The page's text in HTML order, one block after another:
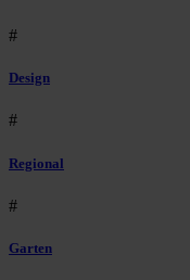
#
Design
#
Regional
#
Garten